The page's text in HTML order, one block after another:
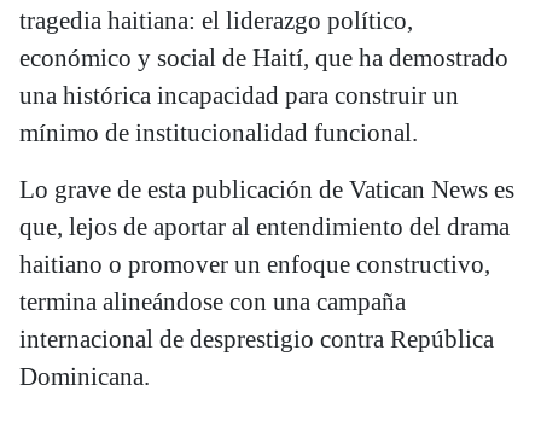
tragedia haitiana: el liderazgo político,
económico y social de Haití, que ha demostrado
una histórica incapacidad para construir un
mínimo de institucionalidad funcional.
Lo grave de esta publicación de Vatican News es
que, lejos de aportar al entendimiento del drama
haitiano o promover un enfoque constructivo,
termina alineándose con una campaña
internacional de desprestigio contra República
Dominicana.